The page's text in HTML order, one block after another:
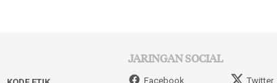
JARINGAN SOCIAL
Facebook
Twitter